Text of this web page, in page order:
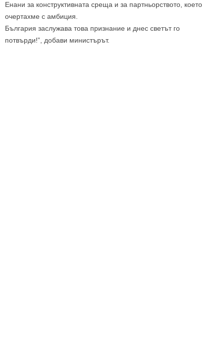
Енани за конструктивната среща и за партньорството, което
очертахме с амбиция.
България заслужава това признание и днес светът го
потвърди!”, добави министърът.